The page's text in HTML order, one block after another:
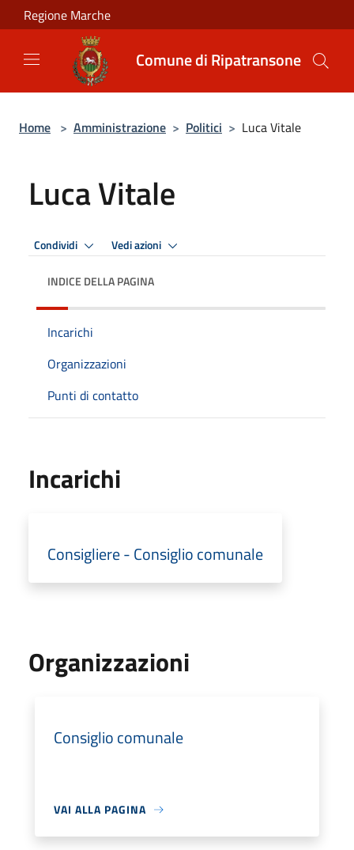
Salta al contenuto principale
Regione Marche
Comune di Ripatransone
Home > Amministrazione > Politici > Luca Vitale
Luca Vitale
Condividi Vedi azioni
INDICE DELLA PAGINA
Incarichi
Organizzazioni
Punti di contatto
Incarichi
Consigliere - Consiglio comunale
Organizzazioni
Consiglio comunale
VAI ALLA PAGINA